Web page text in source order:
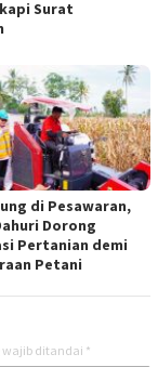
Surat
di Pesawaran,
Dorong
Pertanian demi
Petani
wajib ditandai *